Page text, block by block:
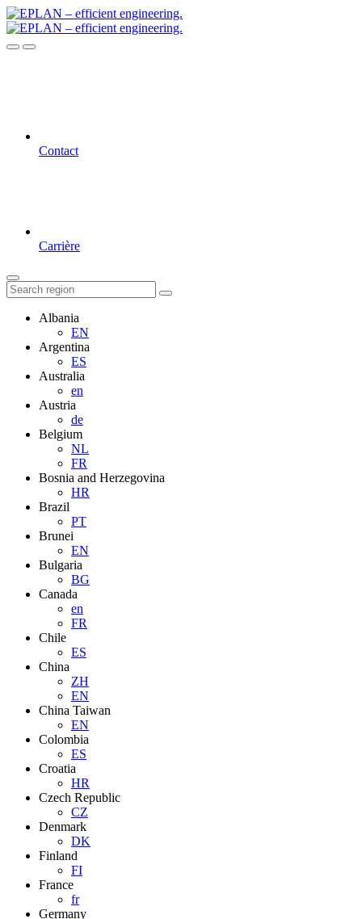
Contact
Carrière
Albania
EN
Argentina
ES
Australia
en
Austria
de
Belgium
NL
FR
Bosnia and Herzegovina
HR
Brazil
PT
Brunei
EN
Bulgaria
BG
Canada
en
FR
Chile
ES
China
ZH
EN
China Taiwan
EN
Colombia
ES
Croatia
HR
Czech Republic
CZ
Denmark
DK
Finland
FI
France
fr
Germany